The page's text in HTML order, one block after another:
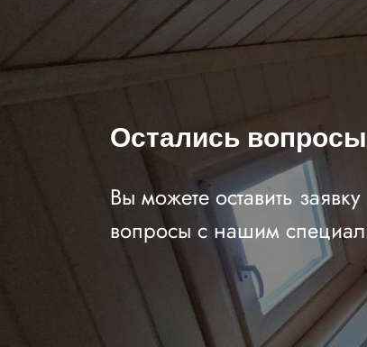
Остались
Вы можете оставить
вопросы с нашим